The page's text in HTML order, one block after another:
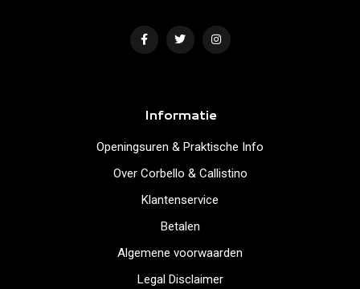
Informatie
Openingsuren & Praktische Info
Over Corbello & Callistino
Klantenservice
Betalen
Algemene voorwaarden
Legal Disclaimer